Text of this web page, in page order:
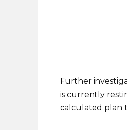
Further
is currently
calculated plan